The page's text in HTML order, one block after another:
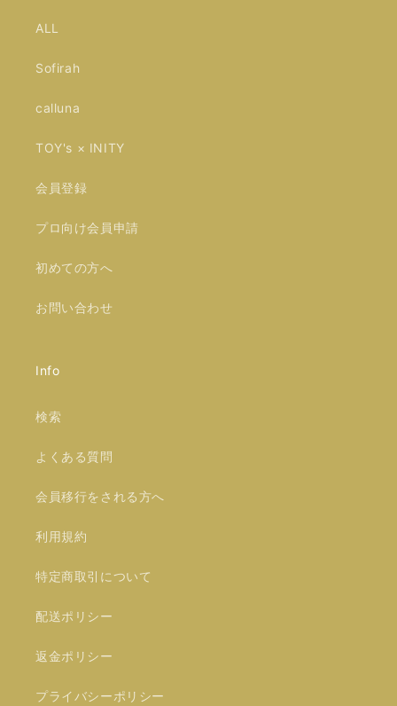
ALL
Sofirah
calluna
TOY's × INITY
会員登録
プロ向け会員申請
初めての方へ
お問い合わせ
Info
検索
よくある質問
会員移行をされる方へ
利用規約
特定商取引について
配送ポリシー
返金ポリシー
プライバシーポリシー